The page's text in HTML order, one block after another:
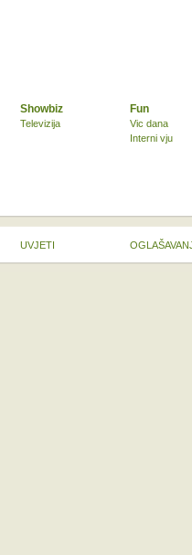
Showbiz
Televizija
Fun
Vic dana
Interni vju
UVJETI